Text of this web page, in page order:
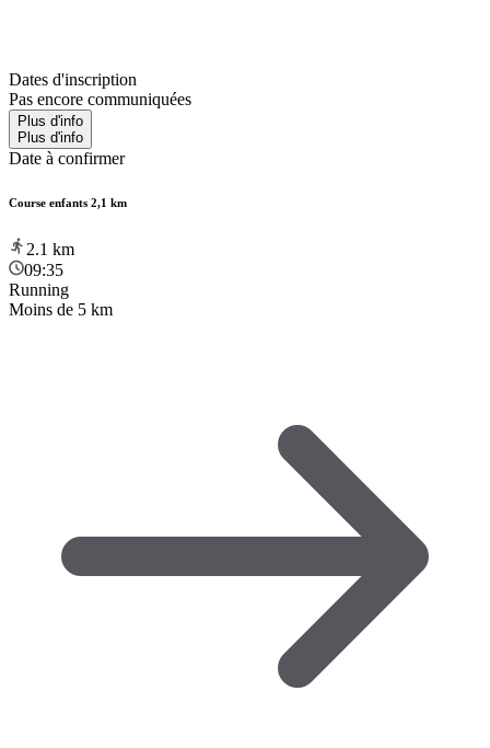
Dates d'inscription
Pas encore communiquées
Plus d'info
Plus d'info
Date à confirmer
Course enfants 2,1 km
2.1 km
09:35
Running
Moins de 5 km